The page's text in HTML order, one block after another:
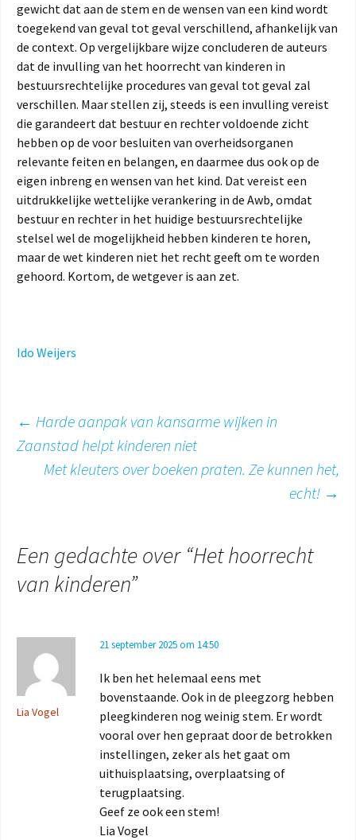
gewicht dat aan de stem en de wensen van een kind wordt
toegekend van geval tot geval verschillend, afhankelijk van
de context. Op vergelijkbare wijze concluderen de auteurs
dat de invulling van het hoorrecht van kinderen in
bestuursrechtelijke procedures van geval tot geval zal
verschillen. Maar stellen zij, steeds is een invulling vereist
die garandeert dat bestuur en rechter voldoende zicht
hebben op de voor besluiten van overheidsorganen
relevante feiten en belangen, en daarmee dus ook op de
eigen inbreng en wensen van het kind. Dat vereist een
uitdrukkelijke wettelijke verankering in de Awb, omdat
bestuur en rechter in het huidige bestuursrechtelijke
stelsel wel de mogelijkheid hebben kinderen te horen,
maar de wet kinderen niet het recht geeft om te worden
gehoord. Kortom, de wetgever is aan zet.
Ido Weijers
Berichtnavigatie
← Harde aanpak van kansarme wijken in
Zaanstad helpt kinderen niet
Met kleuters over boeken praten. Ze kunnen het,
echt! →
Een gedachte over “Het hoorrecht
van kinderen”
Lia Vogel
21 september 2025 om 14:50
Ik ben het helemaal eens met
bovenstaande. Ook in de pleegzorg hebben
pleegkinderen nog weinig stem. Er wordt
vooral over hen gepraat door de betrokken
instellingen, zeker als het gaat om
uithuisplaatsing, overplaatsing of
terugplaatsing.
Geef ze ook een stem!
Lia Vogel